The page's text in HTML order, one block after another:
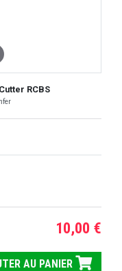
RCBS
10,00 €
AU PANIER